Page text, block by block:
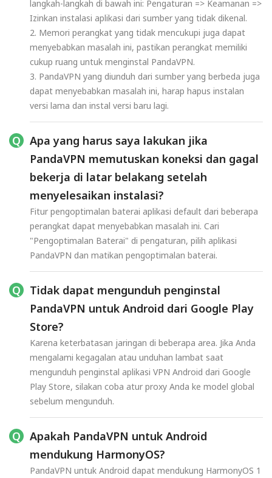
langkah-langkah di bawah ini: Pengaturan => Keamanan =>
Izinkan instalasi aplikasi dari sumber yang tidak dikenal.
2. Memori perangkat yang tidak mencukupi juga dapat
menyebabkan masalah ini, pastikan perangkat memiliki
cukup ruang untuk menginstal PandaVPN.
3. PandaVPN yang diunduh dari sumber yang berbeda juga
dapat menyebabkan masalah ini, harap hapus instalan
versi lama dan instal versi baru lagi.
Apa yang harus saya lakukan jika
PandaVPN memutuskan koneksi dan gagal
bekerja di latar belakang setelah
menyelesaikan instalasi?
Fitur pengoptimalan baterai aplikasi default dari beberapa
perangkat dapat menyebabkan masalah ini. Cari
"Pengoptimalan Baterai" di pengaturan, pilih aplikasi
PandaVPN dan matikan pengoptimalan baterai.
Tidak dapat mengunduh penginstal
PandaVPN untuk Android dari Google Play
Store?
Karena keterbatasan jaringan di beberapa area. Jika Anda
mengalami kegagalan atau unduhan lambat saat
mengunduh penginstal aplikasi VPN Android dari Google
Play Store, silakan coba atur proxy Anda ke model global
sebelum mengunduh.
Apakah PandaVPN untuk Android
mendukung HarmonyOS?
PandaVPN untuk Android dapat mendukung HarmonyOS 1